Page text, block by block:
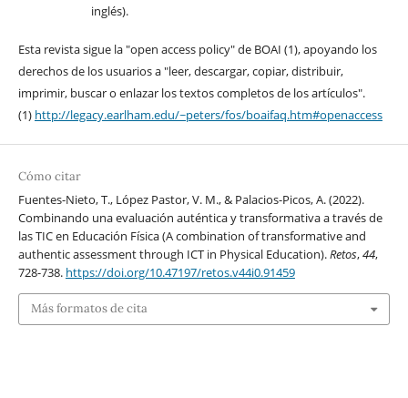
inglés).
Esta revista sigue la "open access policy" de BOAI (1), apoyando los
derechos de los usuarios a "leer, descargar, copiar, distribuir,
imprimir, buscar o enlazar los textos completos de los artículos".
(1) http://legacy.earlham.edu/~peters/fos/boaifaq.htm#openaccess
Cómo citar
Fuentes-Nieto, T., López Pastor, V. M., & Palacios-Picos, A. (2022).
Combinando una evaluación auténtica y transformativa a través de
las TIC en Educación Física (A combination of transformative and
authentic assessment through ICT in Physical Education).Retos,44,
728-738. https://doi.org/10.47197/retos.v44i0.91459
Más formatos de cita